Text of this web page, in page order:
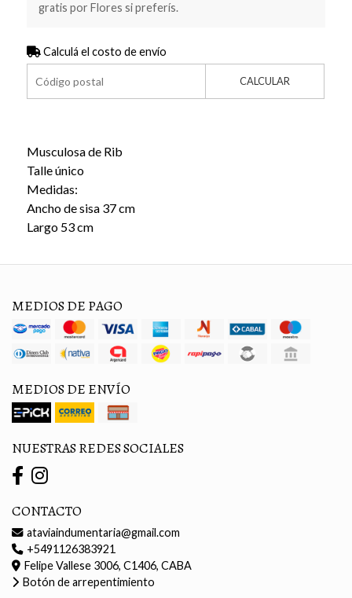
gratis por Flores si preferís.
Calculá el costo de envío
CALCULAR
Musculosa de Rib
Talle único
Medidas:
Ancho de sisa 37 cm
Largo 53 cm
MEDIOS DE PAGO
MEDIOS DE ENVÍO
NUESTRAS REDES SOCIALES
CONTACTO
ataviaindumentaria@gmail.com
+5491126383921
Felipe Vallese 3006, C1406, CABA
Botón de arrepentimiento